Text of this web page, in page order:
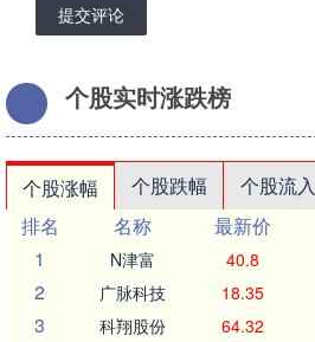
提交评论
个股实时涨跌榜
个股涨幅 个股跌幅 个股流入
排名
名称 最新价
1
N津富 40.8
2 广脉科技 18.35
3 科翔股份 64.32